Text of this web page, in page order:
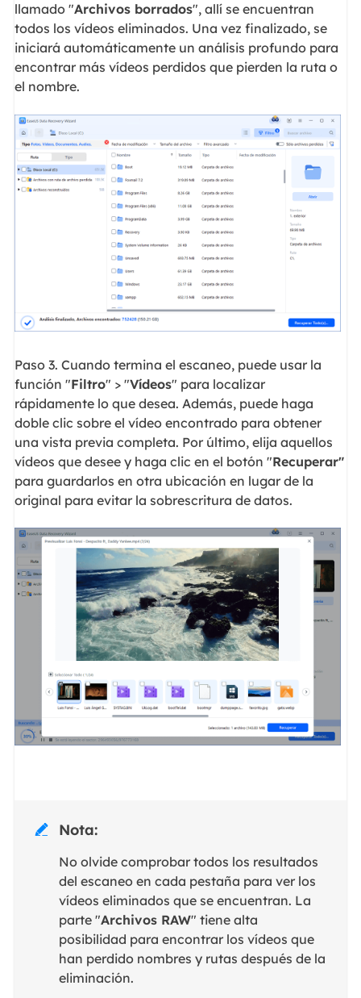
llamado "Archivos borrados", allí se encuentran
todos los vídeos eliminados. Una vez finalizado, se
iniciará automáticamente un análisis profundo para
encontrar más vídeos perdidos que pierden la ruta o
el nombre.
Paso 3. Cuando termina el escaneo, puede usar la
función "Filtro" > "Vídeos" para localizar
rápidamente lo que desea. Además, puede haga
doble clic sobre el vídeo encontrado para obtener
una vista previa completa. Por último, elija aquellos
vídeos que desee y haga clic en el botón "Recuperar"
para guardarlos en otra ubicación en lugar de la
original para evitar la sobrescritura de datos.
 Nota:
No olvide comprobar todos los resultados
del escaneo en cada pestaña para ver los
vídeos eliminados que se encuentran. La
parte "Archivos RAW" tiene alta
posibilidad para encontrar los vídeos que
han perdido nombres y rutas después de la
eliminación.